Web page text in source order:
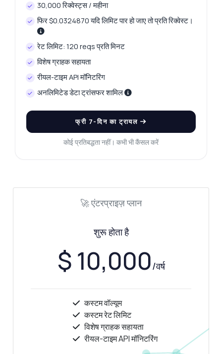
30,000 रिक्वेस्ट्स / महीना
फिर $0.0324870 यदि लिमिट पार हो जाए तो प्रति रिक्वेस्ट।
रेट लिमिट: 120 reqs प्रति मिनट
विशेष ग्राहक सहायता
रीयल-टाइम API मॉनिटरिंग
अनलिमिटेड डेटा ट्रांसफर शामिल
फ्री 7-दिन का ट्रायल
कोई प्रतिबद्धता नहीं। कभी भी कैंसल करें
🚀 एंटरप्राइज़ प्लान
शुरू होता है
$ 10,000/वर्ष
कस्टम वॉल्यूम
कस्टम रेट लिमिट
विशेष ग्राहक सहायता
रीयल-टाइम API मॉनिटरिंग